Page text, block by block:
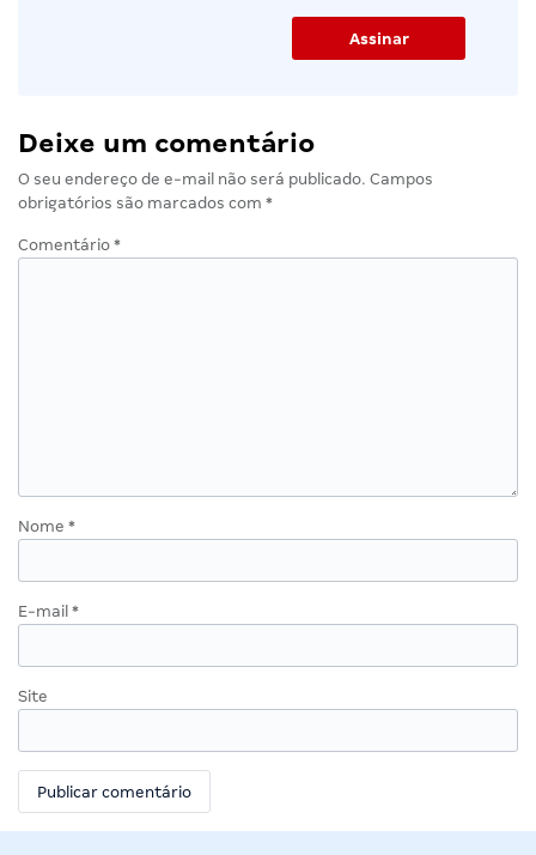
Deixe um comentário
O seu endereço de e-mail não será publicado. Campos
obrigatórios são marcados com *
Comentário *
Nome *
E-mail *
Site